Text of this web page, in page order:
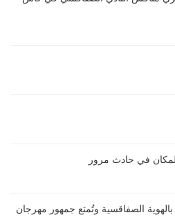
في حادث مرور
الصفاقسية وتُمتع جمهور مهرجان